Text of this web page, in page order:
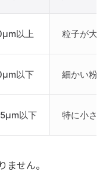
以上 粒子が大
以下 細かい粉
以下 特に小さ
せん。